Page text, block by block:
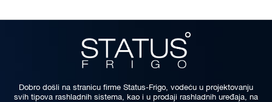
Dobro došli na stranicu firme Status-Frigo, vodeću u projektovanju
svih tipova rashladnih sistema, kao i u prodaji rashladnih uređaja, na